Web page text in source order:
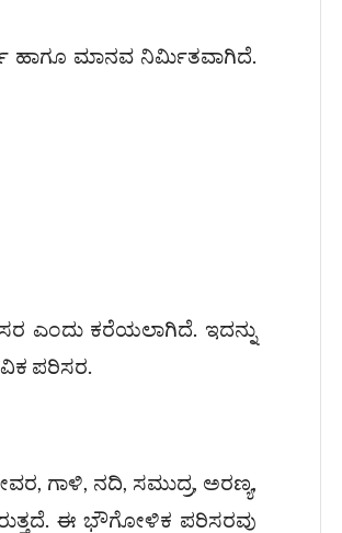
ಹಾಗೂ ಮಾನವ ನಿರ್ಮಿತವಾಗಿದೆ.
ಎಂದು ಕರೆಯಲಾಗಿದೆ. ಇದನ್ನು
ಪರಿಸರ.
ಗಾಳಿ, ನದಿ, ಸಮುದ್ರ, ಅರಣ್ಯ,
ಈ ಭೌಗೋಳಿಕ ಪರಿಸರವು